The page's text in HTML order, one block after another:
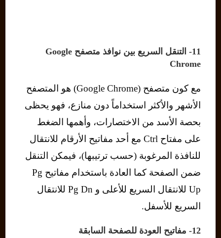
11- التنقل السريع بين نوافذ متصفح Google
Chrome
مع كون متصفح (Google Chrome) هو المتصفح
الأشهر والأكثر استخداماً دون منازع، فهو يحظى
بحصة الأسد من الاختصارات، وأهمها الضغط
على مفتاح Ctrl مع أحد مفاتيح الأرقام للانتقال
للنافذة المرغوبة (حسب ترتيبها)، فيمكن التنقل
ضمن الصفحة كما العادة باستخدام مفاتيح Pg
Up للانتقال السريع للأعلى و Pg Dn للانتقال
السريع للأسفل.
12- مفاتيح العودة للصفحة السابقة